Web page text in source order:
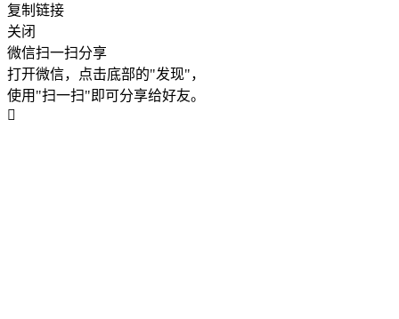
复制链接
关闭
微信扫一扫分享
打开微信，点击底部的"发现"，
使用"扫一扫"即可分享给好友。